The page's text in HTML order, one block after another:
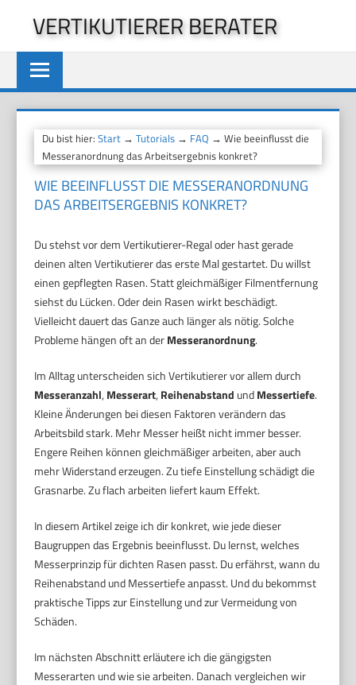
springen
VERTIKUTIERER BERATER
Du bist hier:Start →Tutorials → FAQ → Wie beeinflusst die
Messeranordnung das Arbeitsergebnis konkret?
WIE BEEINFLUSST DIE MESSERANORDNUNG
DAS ARBEITSERGEBNIS KONKRET?
Du stehst vor dem Vertikutierer-Regal oder hast gerade
deinen alten Vertikutierer das erste Mal gestartet. Du willst
einen gepflegten Rasen. Statt gleichmäßiger Filmentfernung
siehst du Lücken. Oder dein Rasen wirkt beschädigt.
Vielleicht dauert das Ganze auch länger als nötig. Solche
Probleme hängen oft an derMesseranordnung.
Im Alltag unterscheiden sich Vertikutierer vor allem durch
Messeranzahl, Messerart, Reihenabstand undMessertiefe.
Kleine Änderungen bei diesen Faktoren verändern das
Arbeitsbild stark. Mehr Messer heißt nicht immer besser.
Engere Reihen können gleichmäßiger arbeiten, aber auch
mehr Widerstand erzeugen. Zu tiefe Einstellung schädigt die
Grasnarbe. Zu flach arbeiten liefert kaum Effekt.
In diesem Artikel zeige ich dir konkret, wie jede dieser
Baugruppen das Ergebnis beeinflusst. Du lernst, welches
Messerprinzip für dichten Rasen passt. Du erfährst, wann du
Reihenabstand und Messertiefe anpasst. Und du bekommst
praktische Tipps zur Einstellung und zur Vermeidung von
Schäden.
Im nächsten Abschnitt erläutere ich die gängigsten
Messerarten und wie sie arbeiten. Danach vergleichen wir